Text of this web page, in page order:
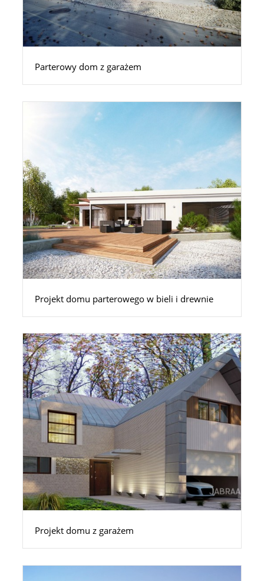
Parterowy dom z garażem
Projekt domu parterowego w bieli i drewnie
Projekt domu z garażem